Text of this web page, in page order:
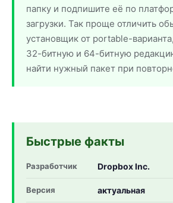
папку и подпишите её по
загрузки. Так проще отличить
установщик от portable-
32-битную и 64-битную
найти нужный пакет при
Быстрые факты
Разработчик Dropbox Inc.
Версия актуальная